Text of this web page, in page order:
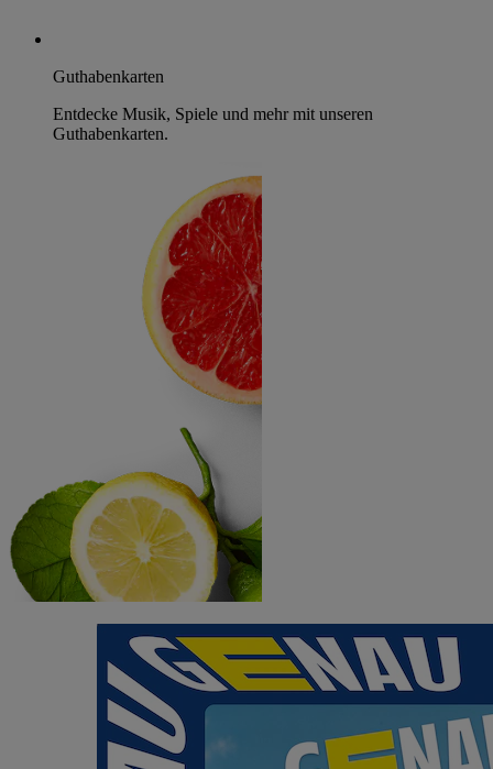
Guthabenkarten
Entdecke Musik, Spiele und mehr mit unseren
Guthabenkarten.